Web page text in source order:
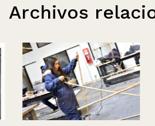
Archivos